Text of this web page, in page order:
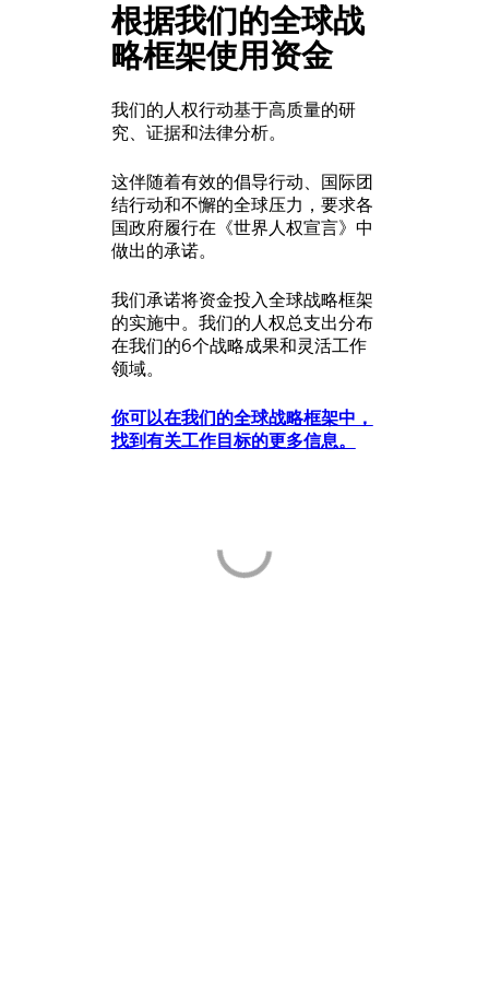
根据我们的全球战
略框架使用资金
我们的人权行动基于高质量的研
究、证据和法律分析。
这伴随着有效的倡导行动、国际团
结行动和不懈的全球压力，要求各
国政府履行在《世界人权宣言》中
做出的承诺。
我们承诺将资金投入全球战略框架
的实施中。我们的人权总支出分布
在我们的6个战略成果和灵活工作
领域。
你可以在我们的全球战略框架中，
找到有关工作目标的更多信息。